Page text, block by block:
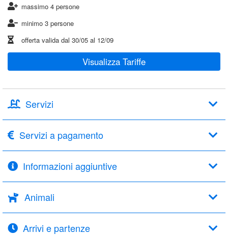
massimo 4 persone
minimo 3 persone
offerta valida dal 30/05 al 12/09
Visualizza Tariffe
Servizi
Servizi a pagamento
Informazioni aggiuntive
Animali
Arrivi e partenze